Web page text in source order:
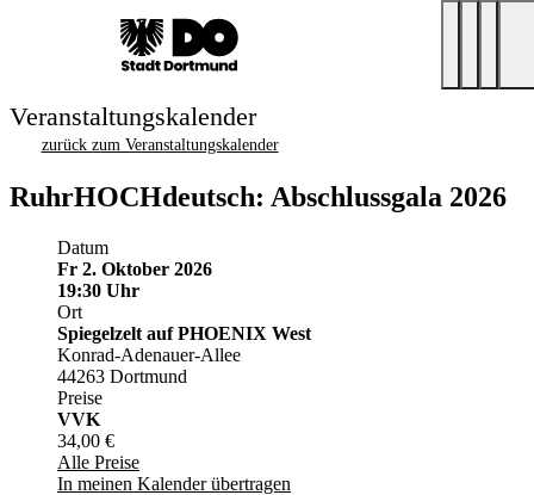
Veranstaltungskalender
zurück zum Veranstaltungskalender
RuhrHOCHdeutsch: Abschlussgala 2026
Datum
Fr 2. Oktober 2026
19:30 Uhr
Ort
Spiegelzelt auf PHOENIX West
Konrad-Adenauer-Allee
44263 Dortmund
Preise
VVK
34,00 €
Alle Preise
In meinen Kalender übertragen